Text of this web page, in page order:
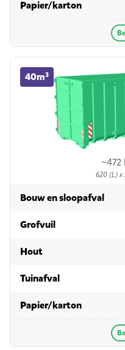
Papier/kartonin 20m³
620 (L) x
40m³
40m³ container huren
Bouw en sloopafvalin
Grofvuilin 40m³
Houtin 40m³
Tuinafvalin 40m³
Papier/kartonin 40m³